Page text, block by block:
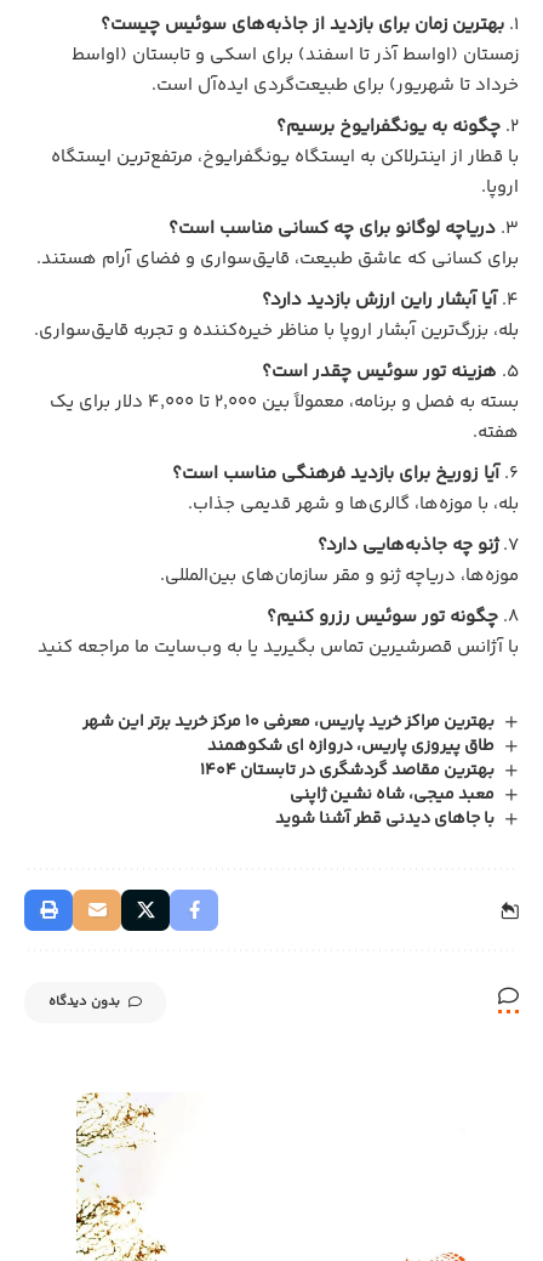
بهترین زمان برای بازدید از جاذبه‌های سوئیس چیست؟
زمستان (اواسط آذر تا اسفند) برای اسکی و تابستان (اواسط
خرداد تا شهریور) برای طبیعت‌گردی ایده‌آل است.
چگونه به یونگفرایوخ برسیم؟
با قطار از اینترلاکن به ایستگاه یونگفرایوخ، مرتفع‌ترین ایستگاه
اروپا.
دریاچه لوگانو برای چه کسانی مناسب است؟
برای کسانی که عاشق طبیعت، قایق‌سواری و فضای آرام هستند.
آیا آبشار راین ارزش بازدید دارد؟
بله، بزرگ‌ترین آبشار اروپا با مناظر خیره‌کننده و تجربه قایق‌سواری.
هزینه تور سوئیس چقدر است؟
بسته به فصل و برنامه، معمولاً بین ۲,۰۰۰ تا ۴,۰۰۰ دلار برای یک
هفته.
آیا زوریخ برای بازدید فرهنگی مناسب است؟
بله، با موزه‌ها، گالری‌ها و شهر قدیمی جذاب.
ژنو چه جاذبه‌هایی دارد؟
موزه‌ها، دریاچه ژنو و مقر سازمان‌های بین‌المللی.
چگونه تور سوئیس رزرو کنیم؟
با آژانس قصرشیرین تماس بگیرید یا به وب‌سایت ما مراجعه کنید
بهترین مراکز خرید پاریس، معرفی 10 مرکز خرید برتر این شهر
طاق پیروزی پاریس، دروازه ای شکوهمند
بهترین مقاصد گردشگری در تابستان ۱۴۰۴
معبد میجی، شاه نشین ژاپنی
با جاهای دیدنی قطر آشنا شوید
بدون دیدگاه